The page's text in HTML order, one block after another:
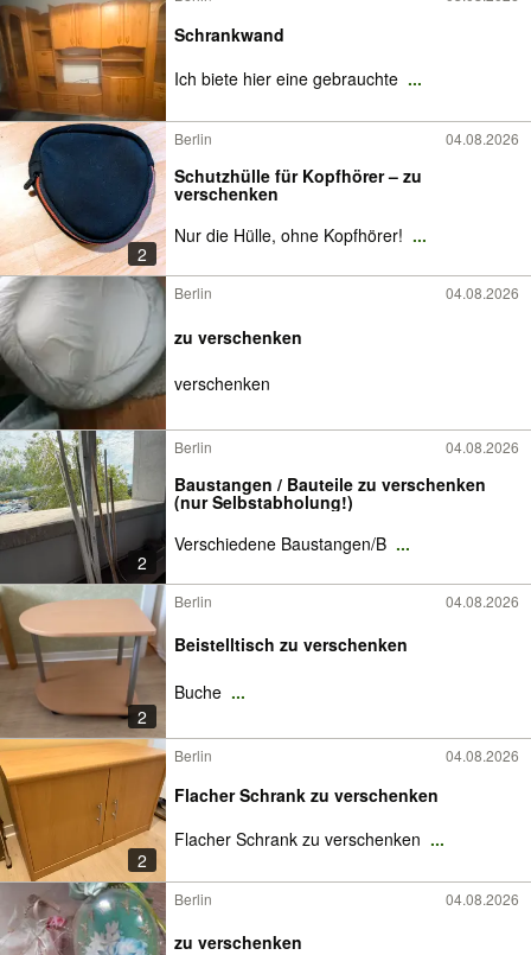
Schrankwand
Ich biete hier eine gebrauchte ...
2
Berlin 04.08.2026
Schutzhülle für Kopfhörer – zu
verschenken
Nur die Hülle, ohne Kopfhörer! ...
Berlin 04.08.2026
zu verschenken
verschenken
2
Berlin 04.08.2026
Baustangen / Bauteile zu verschenken
(nur Selbstabholung!)
Verschiedene Baustangen/B ...
2
Berlin 04.08.2026
Beistelltisch zu verschenken
Buche ...
2
Berlin 04.08.2026
Flacher Schrank zu verschenken
Flacher Schrank zu verschenken ...
Berlin 04.08.2026
zu verschenken